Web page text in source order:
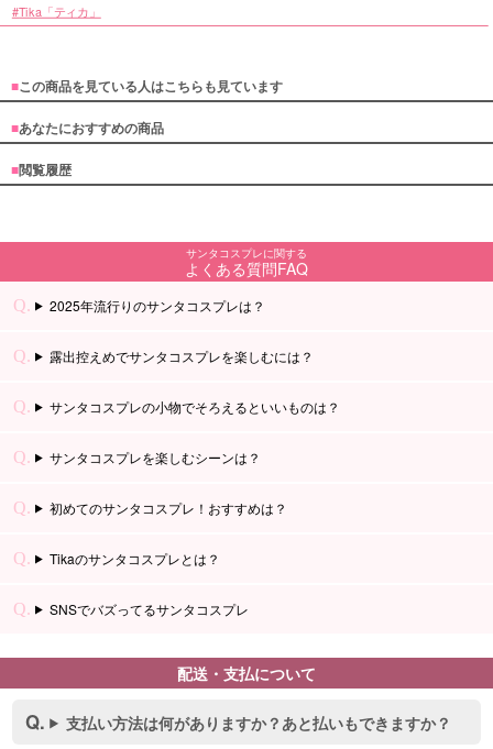
■スペック表
Tika「ティカ」
■この商品を見ている人はこちらも見ています
■あなたにおすすめの商品
■閲覧履歴
サンタコスプレに関する
よくある質問FAQ
2025年流行りのサンタコスプレは？
露出控えめでサンタコスプレを楽しむには？
サンタコスプレの小物でそろえるといいものは？
サンタコスプレを楽しむシーンは？
初めてのサンタコスプレ！おすすめは？
Tikaのサンタコスプレとは？
SNSでバズってるサンタコスプレ
配送・支払について
支払い方法は何がありますか？あと払いもできますか？